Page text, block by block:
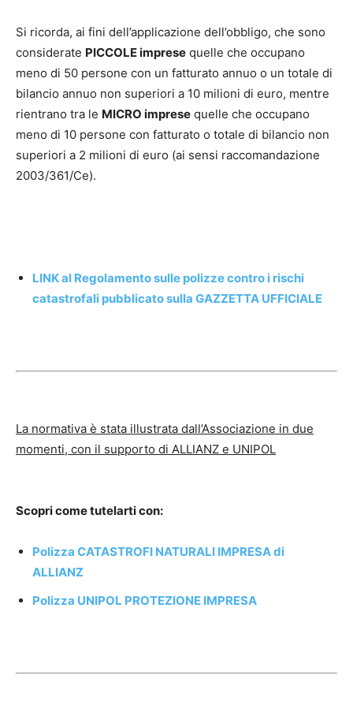
Si ricorda, ai fini dell’applicazione dell’obbligo, che sono
considerate PICCOLE imprese quelle che occupano
meno di 50 persone con un fatturato annuo o un totale di
bilancio annuo non superiori a 10 milioni di euro, mentre
rientrano tra le MICRO imprese quelle che occupano
meno di 10 persone con fatturato o totale di bilancio non
superiori a 2 milioni di euro (ai sensi raccomandazione
2003/361/Ce).
LINK al Regolamento sulle polizze contro i rischi
catastrofali pubblicato sulla GAZZETTA UFFICIALE
La normativa è stata illustrata dall’Associazione in due
momenti, con il supporto di ALLIANZ e UNIPOL
Scopri come tutelarti con:
Polizza CATASTROFI NATURALI IMPRESA di
ALLIANZ
Polizza UNIPOL PROTEZIONE IMPRESA